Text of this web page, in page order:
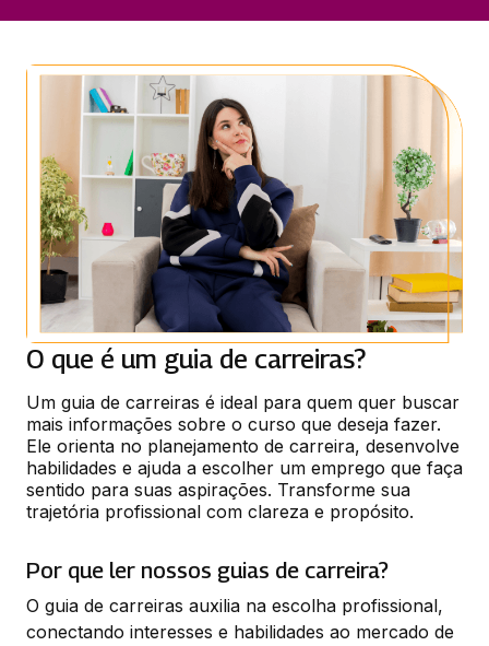
O que é um guia de carreiras?
Um guia de carreiras é ideal para quem quer buscar
mais informações sobre o curso que deseja fazer.
Ele orienta no planejamento de carreira, desenvolve
habilidades e ajuda a escolher um emprego que faça
sentido para suas aspirações. Transforme sua
trajetória profissional com clareza e propósito.
Por que ler nossos guias de carreira?
O guia de carreiras auxilia na escolha profissional,
conectando interesses e habilidades ao mercado de